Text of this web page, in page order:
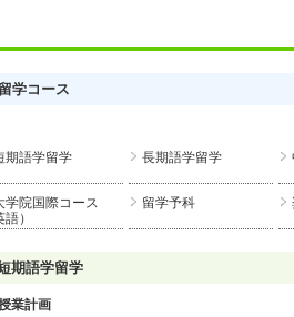
学コース
期語学留学 長期語学留学
学院国際コース
）
留学予科
期語学留学
業計画